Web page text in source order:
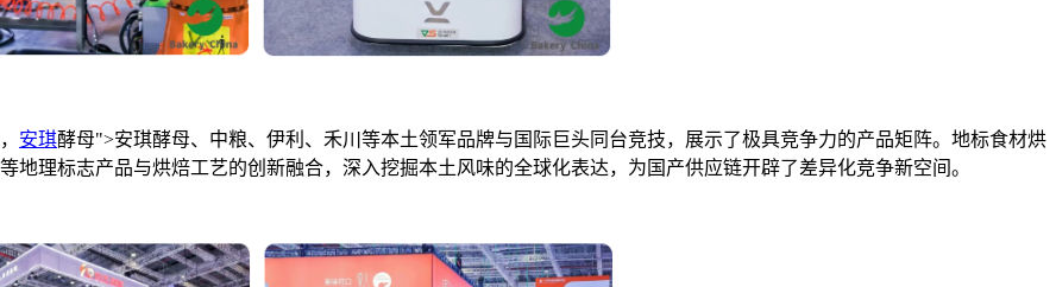
安琪酵母">安琪酵母、中粮、伊利、禾川等本土领军品牌与国际巨头同台竞技，展示了极具竞争力的产品矩阵。地标食材烘
理标志产品与烘焙工艺的创新融合，深入挖掘本土风味的全球化表达，为国产供应链开辟了差异化竞争新空间。